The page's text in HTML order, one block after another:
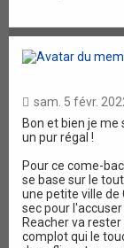
sam. 5 févr.
Bon et bien je
un pur régal !
Pour ce come-
se base sur le
une petite ville de
sec pour
Reacher va
complot qui le